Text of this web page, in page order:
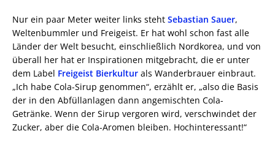
Nur ein paar Meter weiter links steht Sebastian Sauer,
Weltenbummler und Freigeist. Er hat wohl schon fast alle
Länder der Welt besucht, einschließlich Nordkorea, und von
überall her hat er Inspirationen mitgebracht, die er unter
dem Label Freigeist Bierkultur als Wanderbrauer einbraut.
„Ich habe Cola-Sirup genommen“, erzählt er, „also die Basis
der in den Abfüllanlagen dann angemischten Cola-
Getränke. Wenn der Sirup vergoren wird, verschwindet der
Zucker, aber die Cola-Aromen bleiben. Hochinteressant!“